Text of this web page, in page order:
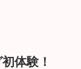
体験！